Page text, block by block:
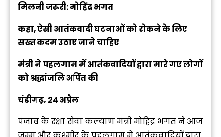
मिलनी जरूरी: मोहिंद्र भगत
कहा, ऐसी आतंकवादी घटनाओं को रोकने के लिए
सख्त कदम उठाए जाने चाहिए
मंत्री ने पहलगाम में आतंकवादियों द्वारा मारे गए लोगों
को श्रद्धांजलि अर्पित की
चंडीगढ़, 24 अप्रैल
पंजाब के रक्षा सेवा कल्याण मंत्री मोहिंद्र भगत ने आज